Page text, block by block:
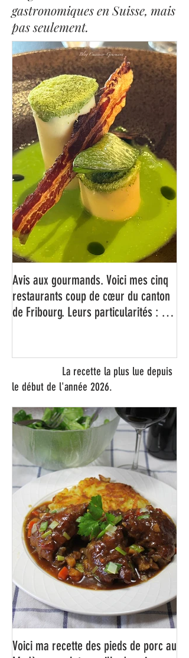
Blog consacré à mes aventures
gastronomiques en Suisse, mais
pas seulement.
restaurants coup de cœur du canton
de Fribourg. Leurs particularités : un
très bon rapport qualité-prix-plaisir.
Alors, ne tardez pas à aller les
visiter !
La recette la plus lue depuis
le début de l'année 2026.